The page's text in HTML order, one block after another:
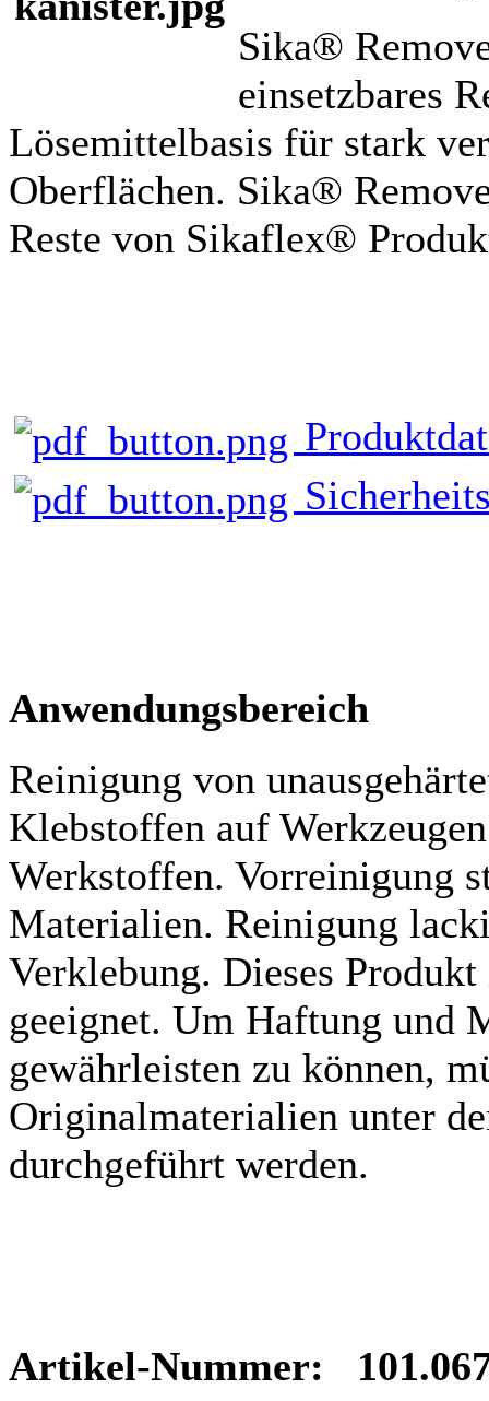
Sika®
einsetzbares
Lösemittelbasis für stark
Oberflächen. Sika®
Reste von Sikaflex®
Anwendungsbereich
Reinigung von
Klebstoffen auf
Werkstoffen. Vorreinigung
Materialien. Reinigung
Verklebung. Dieses
geeignet. Um Haftung und
gewährleisten zu können,
Originalmaterialien unter
durchgeführt werden.
Artikel-Nummer: